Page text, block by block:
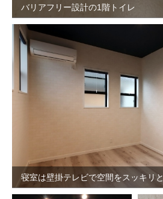
バリアフリー設計の1階トイレ
寝室は壁掛テレビで空間をスッキリと